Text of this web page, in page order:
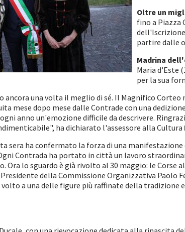
Oltre un
fino a Piazza
partire dalle
Madrina
Maria d'Este
per la sua
ancora una volta il meglio di sé. Il Magnifico
mese dopo mese dalle Contrade con una
anno un'emozione difficile da descrivere.
ha dichiarato l'assessore alla Cultura
sera ha confermato la forza di una
Contrada ha portato in città un lavoro
Ora lo sguardo è già rivolto al 30 maggio: le Corse
della Commissione Organizzativa Paolo
a una delle figure più raffinate della tradizione